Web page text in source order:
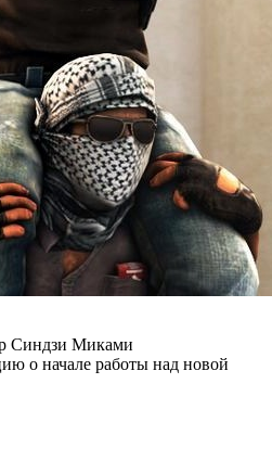
Синдзи Миками
о начале работы над новой